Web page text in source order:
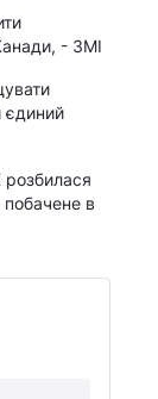
- ЗМІ
єдиний
побачене в